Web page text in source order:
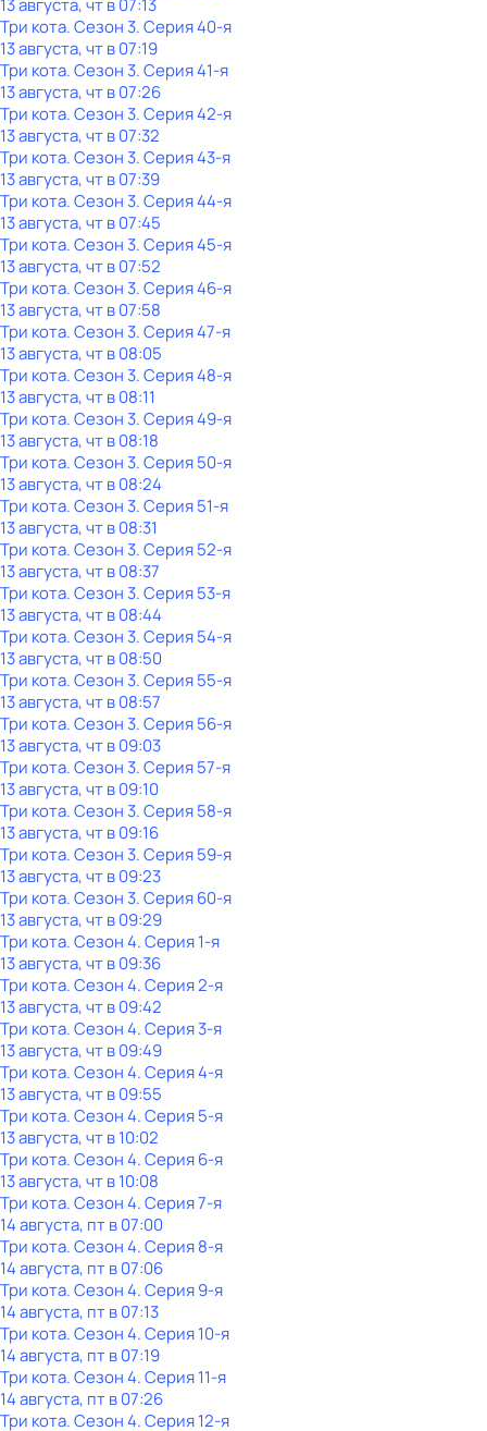
13 августа, чт в 07:13
Три кота. Сезон 3. Серия 40-я
13 августа, чт в 07:19
Три кота. Сезон 3. Серия 41-я
13 августа, чт в 07:26
Три кота. Сезон 3. Серия 42-я
13 августа, чт в 07:32
Три кота. Сезон 3. Серия 43-я
13 августа, чт в 07:39
Три кота. Сезон 3. Серия 44-я
13 августа, чт в 07:45
Три кота. Сезон 3. Серия 45-я
13 августа, чт в 07:52
Три кота. Сезон 3. Серия 46-я
13 августа, чт в 07:58
Три кота. Сезон 3. Серия 47-я
13 августа, чт в 08:05
Три кота. Сезон 3. Серия 48-я
13 августа, чт в 08:11
Три кота. Сезон 3. Серия 49-я
13 августа, чт в 08:18
Три кота. Сезон 3. Серия 50-я
13 августа, чт в 08:24
Три кота. Сезон 3. Серия 51-я
13 августа, чт в 08:31
Три кота. Сезон 3. Серия 52-я
13 августа, чт в 08:37
Три кота. Сезон 3. Серия 53-я
13 августа, чт в 08:44
Три кота. Сезон 3. Серия 54-я
13 августа, чт в 08:50
Три кота. Сезон 3. Серия 55-я
13 августа, чт в 08:57
Три кота. Сезон 3. Серия 56-я
13 августа, чт в 09:03
Три кота. Сезон 3. Серия 57-я
13 августа, чт в 09:10
Три кота. Сезон 3. Серия 58-я
13 августа, чт в 09:16
Три кота. Сезон 3. Серия 59-я
13 августа, чт в 09:23
Три кота. Сезон 3. Серия 60-я
13 августа, чт в 09:29
Три кота. Сезон 4. Серия 1-я
13 августа, чт в 09:36
Три кота. Сезон 4. Серия 2-я
13 августа, чт в 09:42
Три кота. Сезон 4. Серия 3-я
13 августа, чт в 09:49
Три кота. Сезон 4. Серия 4-я
13 августа, чт в 09:55
Три кота. Сезон 4. Серия 5-я
13 августа, чт в 10:02
Три кота. Сезон 4. Серия 6-я
13 августа, чт в 10:08
Три кота. Сезон 4. Серия 7-я
14 августа, пт в 07:00
Три кота. Сезон 4. Серия 8-я
14 августа, пт в 07:06
Три кота. Сезон 4. Серия 9-я
14 августа, пт в 07:13
Три кота. Сезон 4. Серия 10-я
14 августа, пт в 07:19
Три кота. Сезон 4. Серия 11-я
14 августа, пт в 07:26
Три кота. Сезон 4. Серия 12-я